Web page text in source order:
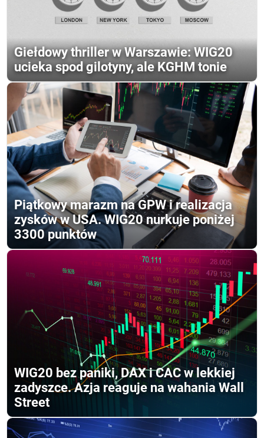
Giełdowy thriller w Warszawie: WIG20
ucieka spod gilotyny, ale KGHM tonie
Piątkowy marazm na GPW i realizacja
zysków w USA. WIG20 nurkuje poniżej
3300 punktów
WIG20 bez paniki, DAX i CAC w lekkiej
zadyszce. Azja reaguje na wahania Wall
Street